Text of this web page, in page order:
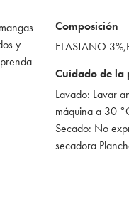
y
Composición
ELASTANO
Cuidado de la
Lavado: Lavar
máquina a 30
Secado: No
secadora